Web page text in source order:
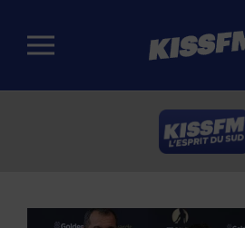
Passer au contenu principal